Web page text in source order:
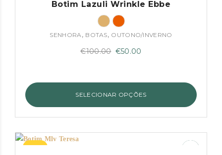
Botim Lazuli Wrinkle Ebbe
SENHORA, BOTAS, OUTONO/INVERNO
€100.00 O
€100.00.
€50.00
SELECIONAR OPÇÕES
–50%